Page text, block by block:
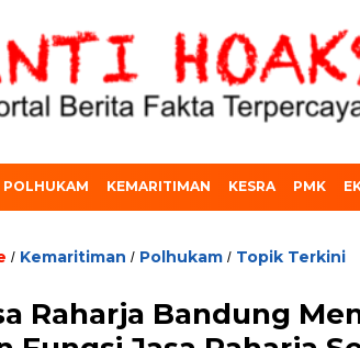
POLHUKAM KEMARITIMAN KESRA PMK
/ Kemaritiman / Polhukam / Topik Terkini
Raharja Bandung